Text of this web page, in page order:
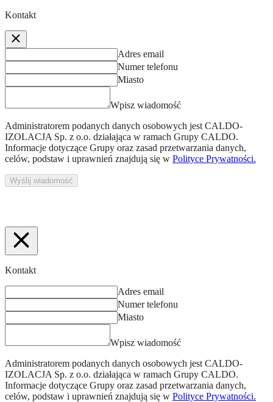
Kontakt
Adres email
Numer telefonu
Miasto
Wpisz wiadomość
Administratorem podanych danych osobowych jest CALDO-
IZOLACJA Sp. z o.o. działająca w ramach Grupy CALDO.
Informacje dotyczące Grupy oraz zasad przetwarzania danych,
celów, podstaw i uprawnień znajdują się w Polityce Prywatności.
Wyślij wiadomość
Kontakt
Adres email
Numer telefonu
Miasto
Wpisz wiadomość
Administratorem podanych danych osobowych jest CALDO-
IZOLACJA Sp. z o.o. działająca w ramach Grupy CALDO.
Informacje dotyczące Grupy oraz zasad przetwarzania danych,
celów, podstaw i uprawnień znajdują się w Polityce Prywatności.